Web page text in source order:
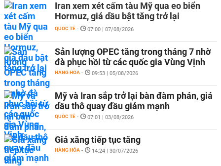
Iran xem xét cấm tàu Mỹ qua eo biển
Hormuz, giá dầu bật tăng trở lại
QUỐC TẾ - 07:00 | 07/08/2026
Sản lượng OPEC tăng trong tháng 7 nhờ
đà phục hồi từ các quốc gia Vùng Vịnh
HÀNG HÓA - 09:53 | 05/08/2026
Mỹ và Iran sắp trở lại bàn đàm phán, giá
dầu thô quay đầu giảm mạnh
QUỐC TẾ - 07:01 | 03/08/2026
Giá xăng tiếp tục tăng
HÀNG HÓA - 14:24 | 30/07/2026